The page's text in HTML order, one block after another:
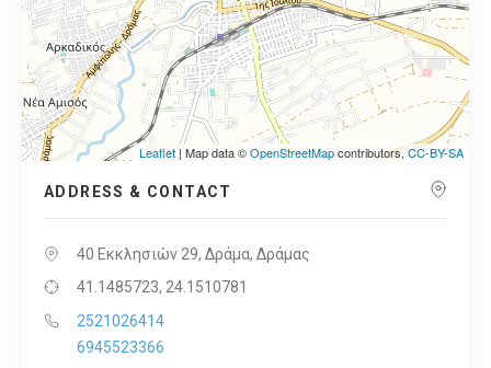
Leaflet | Map data ©OpenStreetMapcontributors,CC-BY-SA
ADDRESS & CONTACT
40 Εκκλησιών 29, Δράμα, Δράμας
41.1485723, 24.1510781
2521026414
6945523366